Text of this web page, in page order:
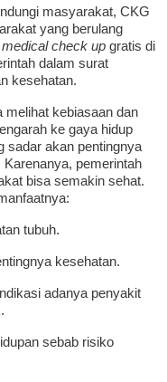
masyarakat, CKG
yang berulang
medical check up gratis di
dalam surat
kesehatan.
melihat kebiasaan dan
ke gaya hidup
sadar akan pentingnya
pemerintah
bisa semakin sehat.
tubuh.
kesehatan.
adanya penyakit
sebab risiko